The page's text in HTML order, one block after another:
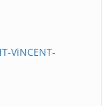
ViNCENT-